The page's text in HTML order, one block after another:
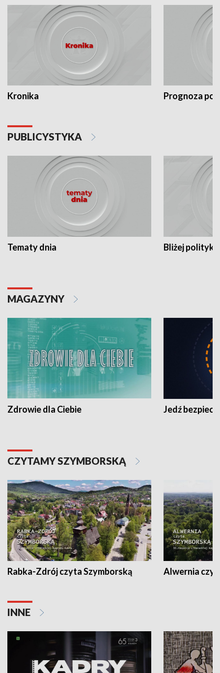
Kronika Prognoza
PUBLICYSTYKA
Tematy dnia Bliżej polityki
MAGAZYNY
Zdrowie dla Ciebie Jedź
CZYTAMY SZYMBORSKĄ
Rabka-Zdrój czyta Szymborską Alwernia
INNE